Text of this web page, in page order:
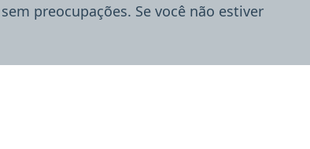
preocupações. Se você não estiver